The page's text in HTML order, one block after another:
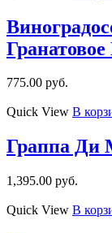
775.00 руб.
Quick View В
Граппа Ди
1,395.00 руб.
Quick View В